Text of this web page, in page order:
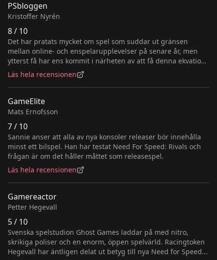
PSbloggen
Kristoffer Nyrén
8 / 10
Det har pratats mycket om spel som suddar ut gränsen
mellan online- och enspelarupplevelser på senare år, men
ytterst få har ens kommit i närheten av att få denna ekvation
att gå ihop. Närmast skul…
Läs hela recensionen
GameElite
Mats Ernofsson
7 / 10
Sannie anser att alla av nya konsoler releaser bör innehålla
minst ett bilspel. Han har testat Need For Speed: Rivals och
frågan är om det håller måttet som releasespel.
Läs hela recensionen
Gamereactor
Petter Hegevall
5 / 10
Svenska spelstudion Ghost Games laddar på med nitro,
skrikiga poliser och en enorm, öppen spelvärld. Racingtoken
Hegevall har äntligen delat ut betyg till nya Need for Speed...